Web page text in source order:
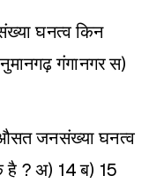
घनत्व किन
गंगानगरस)
जनसंख्या घनत्व
है ? अ) 14 ब) 15